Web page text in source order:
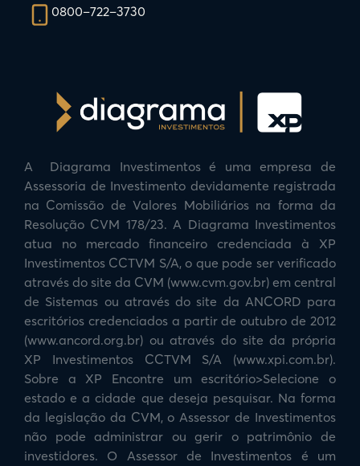
0800–722–3730
A Diagrama Investimentos é uma empresa de
Assessoria de Investimento devidamente registrada
na Comissão de Valores Mobiliários na forma da
Resolução CVM 178/23. A Diagrama Investimentos
atua no mercado financeiro credenciada à XP
Investimentos CCTVM S/A, o que pode ser verificado
através do site da CVM (www.cvm.gov.br) em central
de Sistemas ou através do site da ANCORD para
escritórios credenciados a partir de outubro de 2012
(www.ancord.org.br) ou através do site da própria
XP Investimentos CCTVM S/A (www.xpi.com.br).
Sobre a XP Encontre um escritório>Selecione o
estado e a cidade que deseja pesquisar. Na forma
da legislação da CVM, o Assessor de Investimentos
não pode administrar ou gerir o patrimônio de
investidores. O Assessor de Investimentos é um